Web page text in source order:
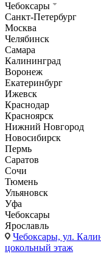
Чебоксары
Санкт-Петербург
Москва
Челябинск
Самара
Калининград
Воронеж
Екатеринбург
Ижевск
Краснодар
Красноярск
Нижний Новгород
Новосибирск
Пермь
Саратов
Сочи
Тюмень
Ульяновск
Уфа
Чебоксары
Ярославль
Чебоксары, ул.
цокольный этаж